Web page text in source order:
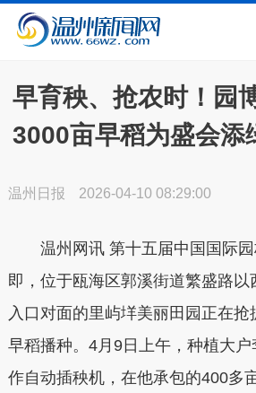
早育秧、抢农时！园
3000亩早稻为盛会添
温州日报 2026-04-10 08:29:00
温州网讯 第十五届中国国际园
即，位于瓯海区郭溪街道繁盛路以
入口对面的里屿垟美丽田园正在
早稻播种。4月9日上午，种植大
作自动插秧机，在他承包的400多